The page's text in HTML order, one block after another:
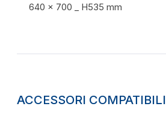
640 x 700 _ H535 mm
ACCESSORI COMPATIBILI